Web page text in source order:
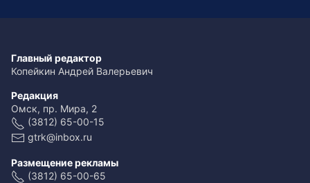
Главный редактор
Копейкин Андрей Валерьевич
Редакция
Омск, пр. Мира, 2
(3812) 65-00-15
gtrk@inbox.ru
Размещение рекламы
(3812) 65-00-65